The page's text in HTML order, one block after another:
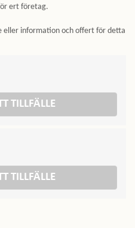
ert företag.
eller information och offert för detta
TILLFÄLLE
TILLFÄLLE